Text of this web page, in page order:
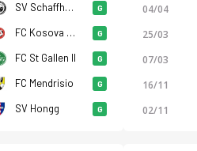
SV Schaffhausen G
FC Kosova Zurich G
FC St Gallen II G
FC Mendrisio G
SV Hongg G
04/04
25/03
07/03
16/11
02/11